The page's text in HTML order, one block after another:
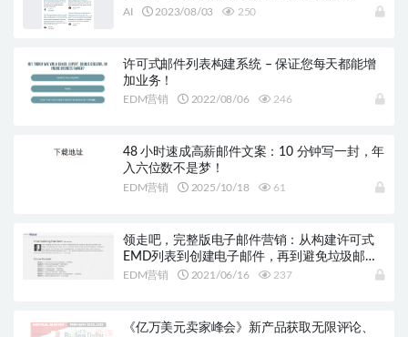
AI 2023/08/03 250
许可式邮件列表构建系统 – 保证您每天都能增
加业务！
EDM营销 2022/08/06 246
48 小时速成高薪邮件文案：10 分钟写一封，年
入六位数不是梦！
EDM营销 2025/10/18 61
领走吧，完整版电子邮件营销：从构建许可式
EMD列表到创建电子邮件，再到避免垃圾邮件
过滤器，再到产生转化和销售！
EDM营销 2021/06/16 237
《亿万美元卖家峰会》新产品获取无限评论、